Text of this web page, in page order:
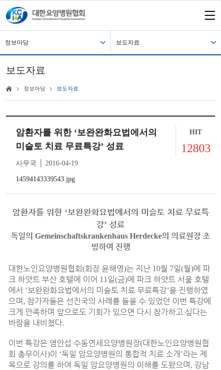
정보마당 보도자료
보도자료
정보마당 보도자료
암환자를 위한 ‘보완완화요법에서의
미슬토 치료 무료특강’ 성료
사무국 │ 2016-04-19
14594143339543.jpg
HIT
12803
암환자를 위한 ‘보완완화요법에서의 미슬토 치료 무료특
강’ 성료
독일의 Gemeinschaftskrankenhaus Herdecke의 의료원장 초
빙하여 진행
대한노인요양병원협회 (회장 윤해영)는 지난 10월 7일(월)에 파
크 하얏트 부산 호텔에 이어 11 일(금)에 파크 하얏트 서울 호텔
에서 ‘보완완화요법에서의 미슬토 치료 무료특강’을 진행하였
으며 , 참가자들은 선진국의 사례를 들을 수 있었던 이번 특강에
크게 만족하며 앞으로도 기회가 있으면 다시 참가하고 싶다는
바람을 내비쳤다.
이번 특강은 염안섭 수동연세요양병원장(대한노인요양병원협
회 총무이사)이 ‘독일 암요양병원의 통합적 치료 소개’라는 제
목으로 강의를 하여 독일 암요양병원의 이해를 도왔으며 , 강남